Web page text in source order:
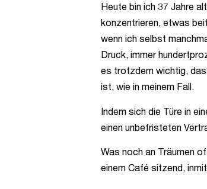
Heute bin ich 37 Jahre
konzentrieren, etwas
wenn ich selbst
Druck, immer
es trotzdem wichtig,
ist, wie in meinem Fall.
Indem sich die Türe in
einen unbefristeten
Was noch an Träumen
einem Café sitzend,